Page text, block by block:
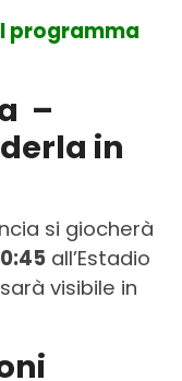
programma
–
in
si giocherà
all’Estadio
visibile in